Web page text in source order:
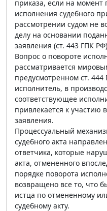
приказа, если на момент
исполнения судебного
рассмотрении судом не
делу на основании
заявления (ст. 443 ГПК
Вопрос о повороте
рассматривается
предусмотренном ст.
исполнитель, в
соответствующее
привлекается к участию
заявления.
Процессуальный
судебного акта
ответчика, которые
акта, отмененного
порядке поворота
возвращено все то, что
истца по отмененному
судебному акту.